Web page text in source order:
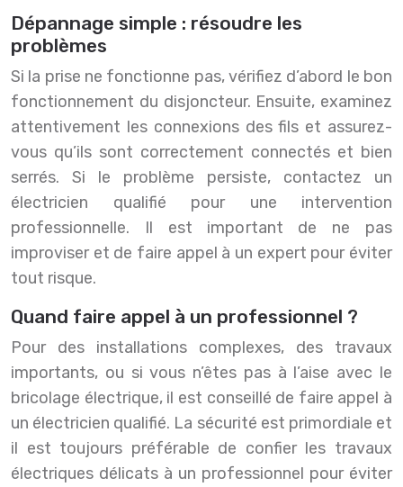
Dépannage simple : résoudre les
problèmes
Si la prise ne fonctionne pas, vérifiez d’abord le bon
fonctionnement du disjoncteur. Ensuite, examinez
attentivement les connexions des fils et assurez-
vous qu’ils sont correctement connectés et bien
serrés. Si le problème persiste, contactez un
électricien qualifié pour une intervention
professionnelle. Il est important de ne pas
improviser et de faire appel à un expert pour éviter
tout risque.
Quand faire appel à un professionnel ?
Pour des installations complexes, des travaux
importants, ou si vous n’êtes pas à l’aise avec le
bricolage électrique, il est conseillé de faire appel à
un électricien qualifié. La sécurité est primordiale et
il est toujours préférable de confier les travaux
électriques délicats à un professionnel pour éviter